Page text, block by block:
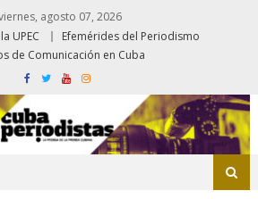
agosto 07, 2026
UPEC
Efemérides del Periodismo
de Comunicación en Cuba